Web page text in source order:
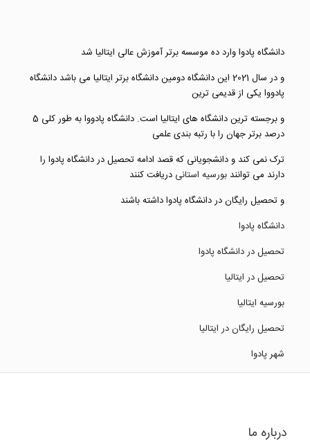
دانشگاه پادوا وارد ده موسسه برتر آموزش عالی ایتالیا شد
و در سال 2021 این دانشگاه دومین دانشگاه برتر ایتالیا می باشد دانشگاه
پادووا یکی از قدیمی ترین
و برجسته ترین دانشگاه های ایتالیا است. دانشگاه پادووا به طور کلی 5
درصد برتر جهان را با رتبه بندی علمی
ترک نمی کند و دانشجویانی که قصد ادامه تحصیل در دانشگاه پادوا را
دارند می توانند بورسیه استانی دریافت کنند
و تحصیل رایگان در دانشگاه پادوا داشته باشند
دانشگاه پادوا
تحصیل در دانشگاه پادوا
تحصیل در ایتالیا
بورسیه ایتالیا
تحصیل رایگان در ایتالیا
شهر پادوا
درباره ما